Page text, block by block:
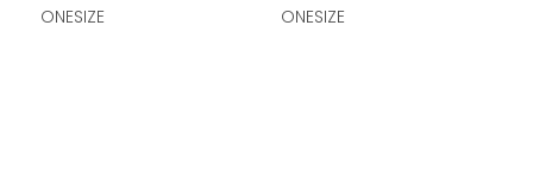
ONESIZE ONESIZE